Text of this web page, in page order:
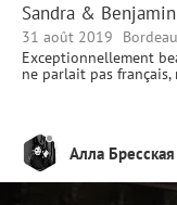
Sandra & Benjamin
31 août 2019
Exceptionnellement
ne parlait pas français,
Алла Бресская